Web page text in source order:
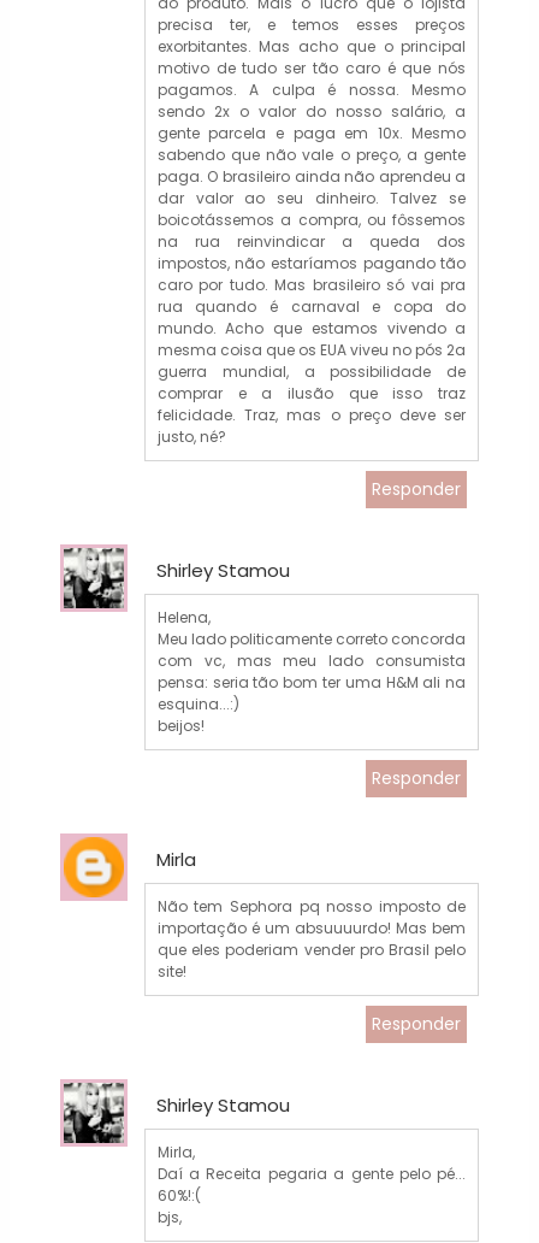
precisa ter, e temos esses preços
exorbitantes. Mas acho que o principal
motivo de tudo ser tão caro é que nós
pagamos. A culpa é nossa. Mesmo
sendo 2x o valor do nosso salário, a
gente parcela e paga em 10x. Mesmo
sabendo que não vale o preço, a gente
paga. O brasileiro ainda não aprendeu a
dar valor ao seu dinheiro. Talvez se
boicotássemos a compra, ou fôssemos
na rua reinvindicar a queda dos
impostos, não estaríamos pagando tão
caro por tudo. Mas brasileiro só vai pra
rua quando é carnaval e copa do
mundo. Acho que estamos vivendo a
mesma coisa que os EUA viveu no pós 2a
guerra mundial, a possibilidade de
comprar e a ilusão que isso traz
felicidade. Traz, mas o preço deve ser
justo, né?
Responder
Shirley Stamou
Helena,
Meu lado politicamente correto concorda
com vc, mas meu lado consumista
pensa: seria tão bom ter uma H&M ali na
esquina...:)
beijos!
Responder
Mirla
Não tem Sephora pq nosso imposto de
importação é um absuuuurdo! Mas bem
que eles poderiam vender pro Brasil pelo
site!
Responder
Shirley Stamou
Mirla,
Daí a Receita pegaria a gente pelo pé...
60%!:(
bjs,